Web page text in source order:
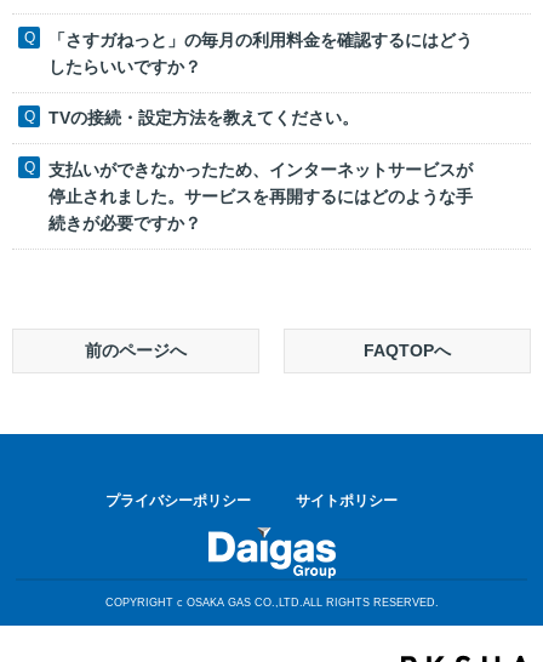
「さすガねっと」の毎月の利用料金を確認するにはどう
したらいいですか？
TVの接続・設定方法を教えてください。
支払いができなかったため、インターネットサービスが
停止されました。サービスを再開するにはどのような手
続きが必要ですか？
前のページへ FAQTOPへ
プライバシーポリシー サイトポリシー
COPYRIGHT c OSAKA GAS CO.,LTD.ALL RIGHTS RESERVED.